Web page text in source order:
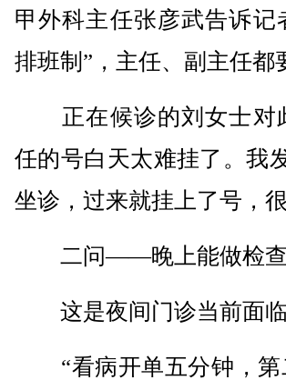
甲外科主任张彦武告诉记
排班制”，主任、副主任都
正在候诊的刘女士对
任的号白天太难挂了。我
坐诊，过来就挂上了号，
二问——晚上能做检查
这是夜间门诊当前面临
“看病开单五分钟，第